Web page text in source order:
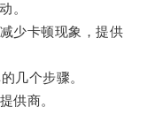
。
少卡顿现象，提供
几个步骤。
供商。